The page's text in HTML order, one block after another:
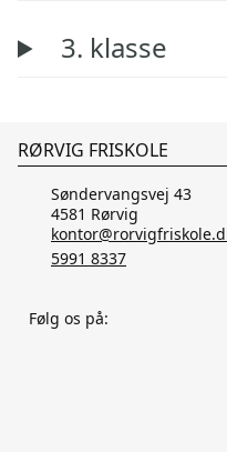
3. klasse
RØRVIG FRISKOLE
Søndervangsvej 43
4581 Rørvig
5991 8337
Følg os på: